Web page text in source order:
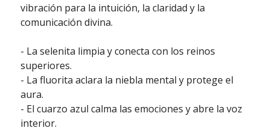
vibración para la intuición, la claridad y la
comunicación divina.
- La selenita limpia y conecta con los reinos
superiores.
- La fluorita aclara la niebla mental y protege el
aura.
- El cuarzo azul calma las emociones y abre la voz
interior.